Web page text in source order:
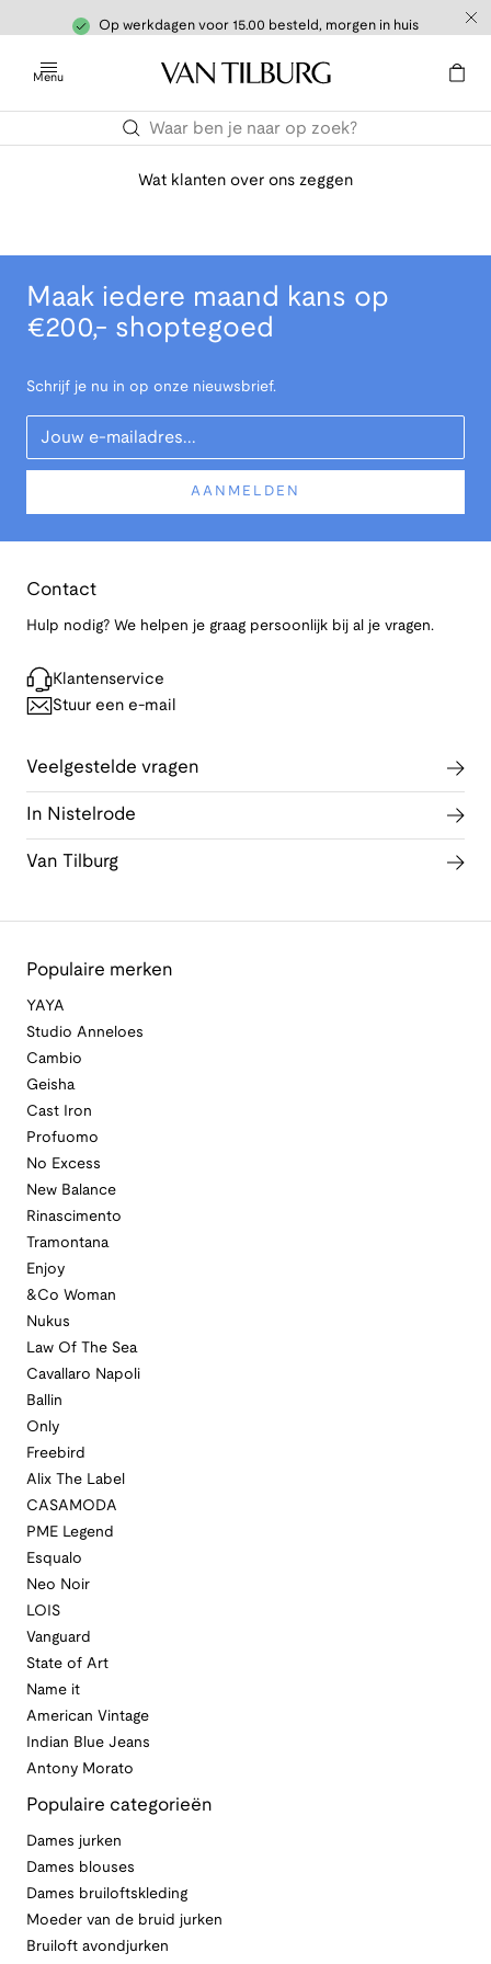
Op werkdagen voor 15.00 besteld, morgen in huis
Menu
Wat klanten over ons zeggen
Maak iedere maand kans op
€200,- shoptegoed
Schrijf je nu in op onze nieuwsbrief.
Your Email
AANMELDEN
Contact
Hulp nodig? We helpen je graag persoonlijk bij al je vragen.
Klantenservice
Stuur een e-mail
Veelgestelde vragen
In Nistelrode
Van Tilburg
Populaire merken
YAYA
Studio Anneloes
Cambio
Geisha
Cast Iron
Profuomo
No Excess
New Balance
Rinascimento
Tramontana
Enjoy
&Co Woman
Nukus
Law Of The Sea
Cavallaro Napoli
Ballin
Only
Freebird
Alix The Label
CASAMODA
PME Legend
Esqualo
Neo Noir
LOIS
Vanguard
State of Art
Name it
American Vintage
Indian Blue Jeans
Antony Morato
Populaire categorieën
Dames jurken
Dames blouses
Dames bruiloftskleding
Moeder van de bruid jurken
Bruiloft avondjurken